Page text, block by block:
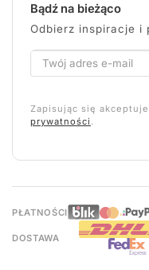
Bądź na bieżąco
Odbierz inspiracje i
Zapisując się
prywatności .
PŁATNOŚCI
DOSTAWA